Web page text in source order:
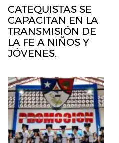
CATEQUISTAS SE
CAPACITAN EN LA
TRANSMISIÓN DE
LA FE A NIÑOS Y
JÓVENES.